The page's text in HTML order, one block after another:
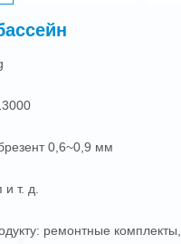
0,6~0,9 мм
и т. д.
ремонтные комплекты,